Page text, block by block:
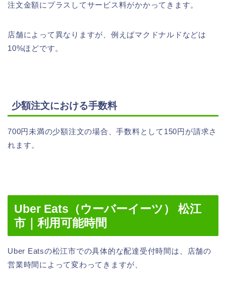
注文金額にプラスしてサービス料がかかってきます。
店舗によって異なりますが、例えばマクドナルドなどは
10%ほどです。
少額注文における手数料
700円未満の少額注文の場合、手数料として150円が請求さ
れます。
Uber Eats（ウーバーイーツ） 松江
市｜利用可能時間
Uber Eatsの松江市での具体的な配達受付時間は、店舗の
営業時間によって変わってきますが、